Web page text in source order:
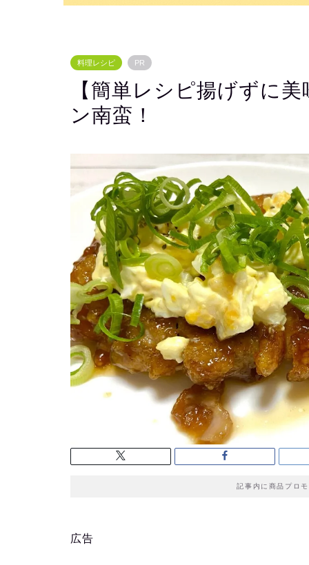
料理レシピ PR
【簡単レシピ揚げずに
ン南蛮！
記事内に商品プロ
広告